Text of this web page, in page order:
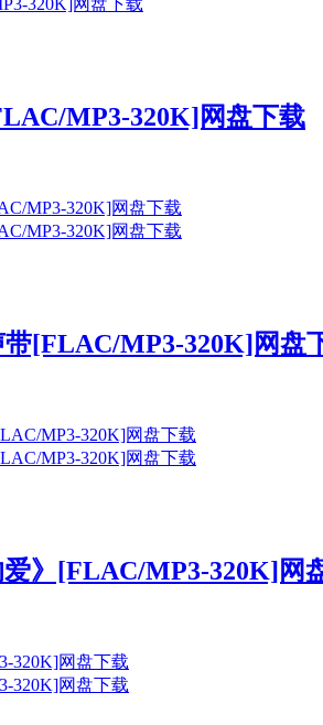
MP3-320K]网盘下载
带[FLAC/MP3-320K]网盘
》[FLAC/MP3-320K]网